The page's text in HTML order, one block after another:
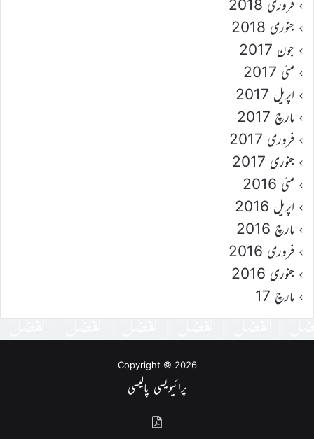
فروری 2018
جنوری 2018
جون 2017
مئی 2017
اپریل 2017
مارچ 2017
فروری 2017
جنوری 2017
مئی 2016
اپریل 2016
مارچ 2016
فروری 2016
جنوری 2016
مارچ 17
Copyright © 2026
پرائیویسی پالیسی
گذشتہ